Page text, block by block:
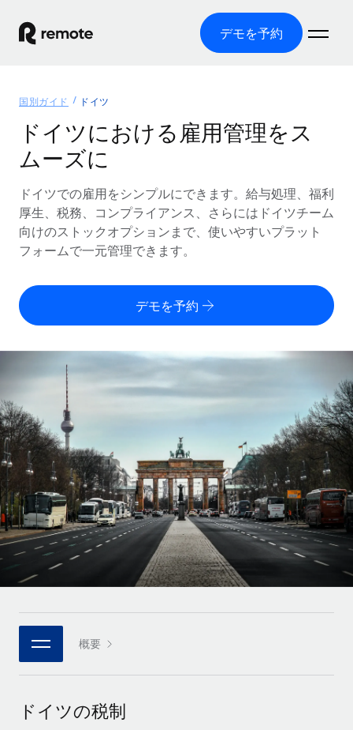
デモを予約
グローバル雇用
グローバル給与処理
コンプライアンス対応の給与処理を手軽に
Employer of Record（EOR）
グローバル展開をコストをかけずに実現
Contractor of Record
世界中の契約社員と法令を遵守して契約
世界中の契約社員をオンボーディングし、管理
PEO
複雑な雇用関連業務を外部委託
インフラ
Remote統合
人事機能をワークフローにシームレスに統合する
プラットフォーム
チームのための人事の基本機能を内蔵
接続 新しい
当社のMCPを使用して、あらゆるAIツールをRemoteに接続
統合
基本的なビジネスツールを活用して業務プロセスを効率化す
ソリューション
各国の制度に対応
国別ガイド
/国別のグローバル雇用支援を検索する
Remoteを他社と比較
成長の段階
スタートアップ
成長中の企業向けのアジャイルなグローバルHR・給与処理ソ
リューション
ミッドマーケット
カスタマイズされた人事ソリューションでチームを拡大する
企業
大企業向けのグローバルHR
パートナーに登録
戦略的テクノロジーパートナー
グローバルな人事機能を柔軟に自社プラットフォームへ統合
当社とのパートナーシップの可能性を検討する
リソース
ツールと計算ツール
従業員コスト計算ツール
契約社員の報酬計算ツール
グローバルな契約社員向けに、通貨オプションと支払スピー
ドを確認する
REMOTEで学習
リサーチおよびガイド
活用事例
HR用語集
チェックリストおよびテンプレート
職務内容ライブラリ
ウェビナー
イベント
ニュースルーム
価格
English
Nederlands
Français
Deutsch
Español
Italiano
Português (Portugal)
日本語
한국어
ログイン
国別ガイド ドイツ
ドイツにおける雇用管理をス
ムーズに
ドイツでの雇用をシンプルにできます。給与処理、福利
厚生、税務、コンプライアンス、さらにはドイツチーム
向けのストックオプションまで、使いやすいプラット
フォームで一元管理できます。
デモを予約
概要
ドイツの税制